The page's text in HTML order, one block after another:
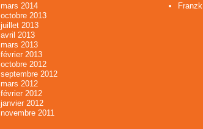
mars 2014
octobre 2013
juillet 2013
avril 2013
mars 2013
février 2013
octobre 2012
septembre 2012
mars 2012
février 2012
janvier 2012
novembre 2011